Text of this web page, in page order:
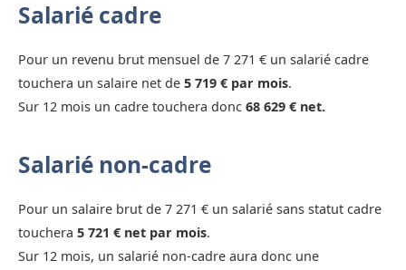
Salarié cadre
Pour un revenu brut mensuel de 7 271 € un salarié cadre
touchera un salaire net de 5 719 € par mois.
Sur 12 mois un cadre touchera donc 68 629 € net.
Salarié non-cadre
Pour un salaire brut de 7 271 € un salarié sans statut cadre
touchera 5 721 € net par mois.
Sur 12 mois, un salarié non-cadre aura donc une